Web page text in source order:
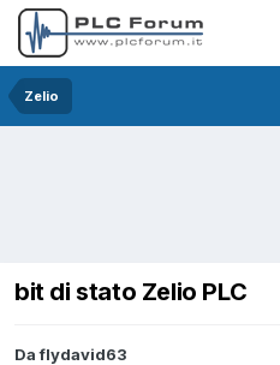
Zelio
bit di stato Zelio PLC
Da flydavid63